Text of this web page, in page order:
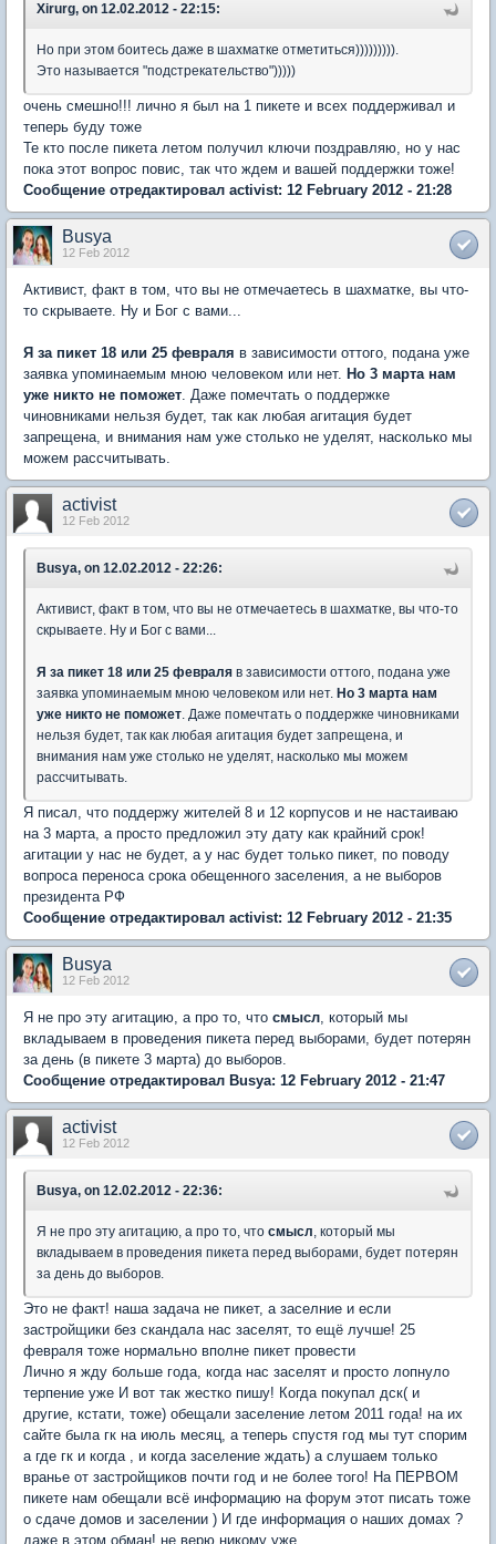
Xirurg, on 12.02.2012 - 22:15:
Но при этом боитесь даже в шахматке отметиться))))))))).
Это называется "подстрекательство")))))
очень смешно!!! лично я был на 1 пикете и всех поддерживал и
теперь буду тоже
Те кто после пикета летом получил ключи поздравляю, но у нас
пока этот вопрос повис, так что ждем и вашей поддержки тоже!
Сообщение отредактировал activist: 12 February 2012 - 21:28
Busya
12 Feb 2012
Активист, факт в том, что вы не отмечаетесь в шахматке, вы что-
то скрываете. Ну и Бог с вами...
Я за пикет 18 или 25 февраля в зависимости оттого, подана уже
заявка упоминаемым мною человеком или нет. Но 3 марта нам
уже никто не поможет. Даже помечтать о поддержке
чиновниками нельзя будет, так как любая агитация будет
запрещена, и внимания нам уже столько не уделят, насколько мы
можем рассчитывать.
activist
12 Feb 2012
Busya, on 12.02.2012 - 22:26:
Активист, факт в том, что вы не отмечаетесь в шахматке, вы что-то
скрываете. Ну и Бог с вами...
Я за пикет 18 или 25 февраля в зависимости оттого, подана уже
заявка упоминаемым мною человеком или нет. Но 3 марта нам
уже никто не поможет. Даже помечтать о поддержке чиновниками
нельзя будет, так как любая агитация будет запрещена, и
внимания нам уже столько не уделят, насколько мы можем
рассчитывать.
Я писал, что поддержу жителей 8 и 12 корпусов и не настаиваю
на 3 марта, а просто предложил эту дату как крайний срок!
агитации у нас не будет, а у нас будет только пикет, по поводу
вопроса переноса срока обещенного заселения, а не выборов
президента РФ
Сообщение отредактировал activist: 12 February 2012 - 21:35
Busya
12 Feb 2012
Я не про эту агитацию, а про то, что смысл, который мы
вкладываем в проведения пикета перед выборами, будет потерян
за день (в пикете 3 марта) до выборов.
Сообщение отредактировал Busya: 12 February 2012 - 21:47
activist
12 Feb 2012
Busya, on 12.02.2012 - 22:36:
Я не про эту агитацию, а про то, что смысл, который мы
вкладываем в проведения пикета перед выборами, будет потерян
за день до выборов.
Это не факт! наша задача не пикет, а заселние и если
застройщики без скандала нас заселят, то ещё лучше! 25
февраля тоже нормально вполне пикет провести
Лично я жду больше года, когда нас заселят и просто лопнуло
терпение уже И вот так жестко пишу! Когда покупал дск( и
другие, кстати, тоже) обещали заселение летом 2011 года! на их
сайте была гк на июль месяц, а теперь спустя год мы тут спорим
а где гк и когда , и когда заселение ждать) а слушаем только
вранье от застройщиков почти год и не более того! На ПЕРВОМ
пикете нам обещали всё информацию на форум этот писать тоже
о сдаче домов и заселении ) И где информация о наших домах ?
даже в этом обман! не верю никому уже